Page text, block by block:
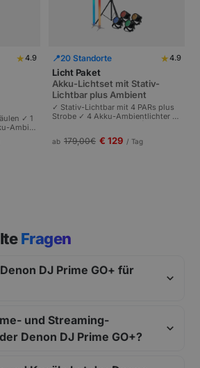
★4.9
✓ 1
Ambie
für Ta
|
📍20 Standorte ★4.9
Licht Paket
Akku-Lichtset mit Stativ-
Lichtbar plus Ambient
✓ Stativ-Lichtbar mit 4 PARs plus
Strobe ✓ 4 Akku-Ambientlichter ✓
ersonen.
ab 179,00€ € 129 / Tag
Fragen
DJ Prime GO+ für
und Streaming-
Denon DJ Prime GO+?